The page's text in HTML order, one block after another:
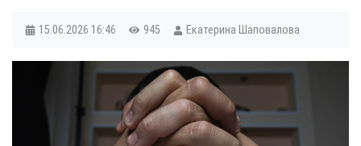
15.06.2026 16:46 945 Екатерина Шаповалова